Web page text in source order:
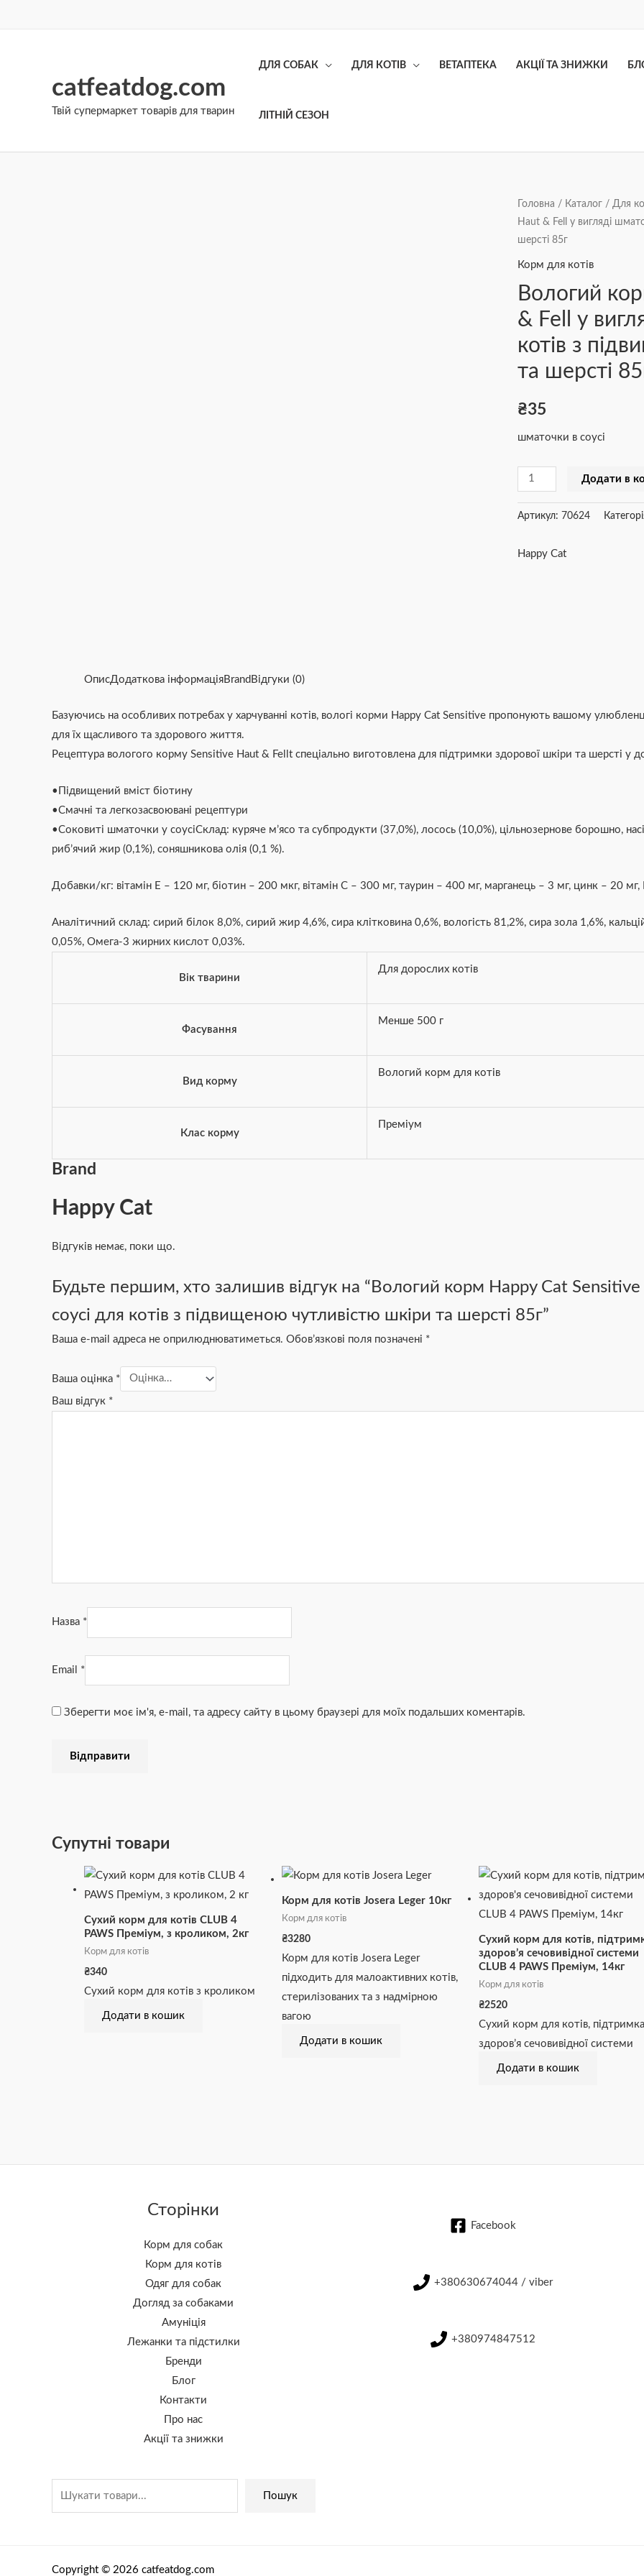
catfeatdog.com
Твій супермаркет товарів для тварин
ДЛЯ СОБАК ДЛЯ КОТІВ ВЕТАПТЕКА АКЦІЇ ТА ЗНИЖКИ
ЛІТНІЙ СЕЗОН
Головна / Каталог / Для
Haut & Fell у вигляді
шерсті 85г
Корм для котів
Вологий
& Fell у
котів з
та шерсті
₴35
шматочки в соусі
Вологий
корм
Happy
Cat
Sensitive
Haut
&
Fell
вигляді
в
cоусі
котів
підвищеною
шкіри
Додати в
Артикул: 70624
Happy Cat
ОписДодаткова інформаціяBrand Відгуки (0)
Базуючись на особливих потребах у харчуванні котів, вологі корми Happy Cat Sensitive пропонують вашому
для їх щасливого та здорового життя.
Рецептура вологого корму Sensitive Haut & Fellt спеціально виготовлена для підтримки здорової шкіри та шерсті у
•Підвищений вміст біотину
•Смачні та легкозасвоювані рецептури
•Соковиті шматочки у соусіСклад: куряче м’ясо та субпродукти (37,0%), лосось (10,0%), цільнозернове борошно,
риб’ячий жир (0,1%), соняшникова олія (0,1 %).
Добавки/кг: вітамін E – 120 мг, біотин – 200 мкг, вітамін С – 300 мг, таурин – 400 мг, марганець – 3 мг, цинк – 20
Аналітичний склад: сирий білок 8,0%, сирий жир 4,6%, сира клітковина 0,6%, вологість 81,2%, сира зола 1,6%,
0,05%, Омега-3 жирних кислот 0,03%.
Вік тварини
Для дорослих котів
Фасування
Менше 500 г
Вид корму
Вологий корм для котів
Клас корму
Преміум
Brand
Happy Cat
Відгуків немає, поки що.
Будьте першим, хто залишив відгук на “Вологий корм Happy Cat
cоусі для котів з підвищеною чутливістю шкіри та шерсті 85г”
Ваша e-mail адреса не оприлюднюватиметься. Обов’язкові поля позначені *
Ваша оцінка *
Ваш відгук *
Назва *
Email *
Зберегти моє ім'я, e-mail, та адресу сайту в цьому браузері для моїх подальших коментарів.
Супутні товари
Сухий корм для котів CLUB 4
PAWS Преміум, з кроликом, 2кг
Корм для котів
₴340
Сухий корм для котів з кроликом
Додати в кошик
Корм для котів Josera Leger 10кг
Корм для котів
₴3280
Корм для котів Josera Leger
підходить для малоактивних котів,
стерилізованих та з надмірною
вагою
Додати в кошик
Сухий корм для котів,
здоров’я сечовивідної системи
CLUB 4 PAWS Преміум, 14кг
Корм для котів
₴2520
Сухий корм для котів, підтримка
здоров’я сечовивідної системи
Додати в кошик
Сторінки
Корм для собак
Корм для котів
Одяг для собак
Догляд за собаками
Амуніція
Лежанки та підстилки
Бренди
Блог
Контакти
Про нас
Акції та знижки
Пошук
Facebook
+380630674044 / viber
+380974847512
Copyright © 2026 catfeatdog.com